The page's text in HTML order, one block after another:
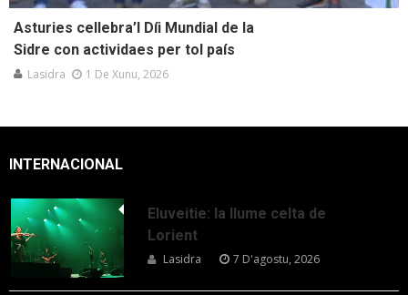
Asturies cellebra’l Díi Mundial de la
Sidre con actividaes per tol país
Lasidra 1 De Xunu, 2026
INTERNACIONAL
Eluveitie: la llume celta de
Lorient
Lasidra 7 D'agostu, 2026